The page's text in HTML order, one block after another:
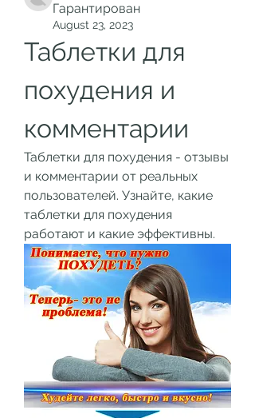
Гарантирован
August 23, 2023
Таблетки для
похудения и
комментарии
Таблетки для похудения - отзывы
и комментарии от реальных
пользователей. Узнайте, какие
таблетки для похудения
работают и какие эффективны.